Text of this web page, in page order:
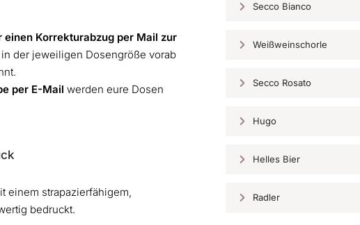
Korrekturabzug per Mail zur
der jeweiligen Dosengröße vorab
per E-Mail werden eure Dosen
einem strapazierfähigem,
bedruckt.
Secco Bianco
Weißweinschorle
Secco Rosato
Hugo
Helles Bier
Radler